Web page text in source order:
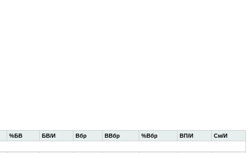
%БВ БВ/И Вбр ВВбр %Вбр ВП/И См/И